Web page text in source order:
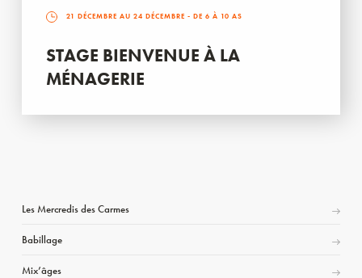
21 DÉCEMBRE AU 24 DÉCEMBRE - DE 6 À 10 AS
STAGE BIENVENUE À LA
MÉNAGERIE
Les Mercredis des Carmes
Babillage
Mix’âges